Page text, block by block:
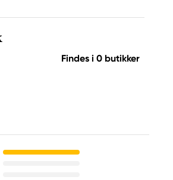
Findes i 0 butikker